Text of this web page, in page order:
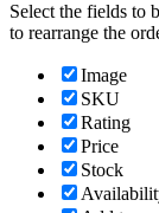
Select the fields to
to rearrange the
Image
SKU
Rating
Price
Stock